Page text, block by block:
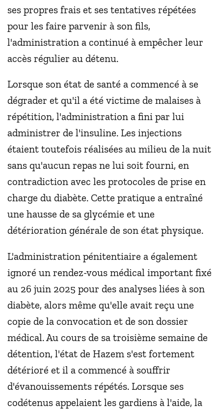
ses propres frais et ses tentatives répétées
pour les faire parvenir à son fils,
l'administration a continué à empêcher leur
accès régulier au détenu.
Lorsque son état de santé a commencé à se
dégrader et qu'il a été victime de malaises à
répétition, l'administration a fini par lui
administrer de l'insuline. Les injections
étaient toutefois réalisées au milieu de la nuit
sans qu'aucun repas ne lui soit fourni, en
contradiction avec les protocoles de prise en
charge du diabète. Cette pratique a entraîné
une hausse de sa glycémie et une
détérioration générale de son état physique.
L'administration pénitentiaire a également
ignoré un rendez-vous médical important fixé
au 26 juin 2025 pour des analyses liées à son
diabète, alors même qu'elle avait reçu une
copie de la convocation et de son dossier
médical. Au cours de sa troisième semaine de
détention, l'état de Hazem s'est fortement
détérioré et il a commencé à souffrir
d'évanouissements répétés. Lorsque ses
codétenus appelaient les gardiens à l'aide, la